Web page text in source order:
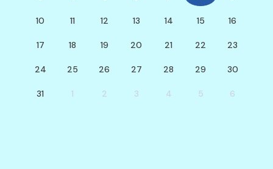
10 11 12 13 14 15 16
17 18 19 20 21 22 23
24 25 26 27 28 29 30
31 1 2 3 4 5 6